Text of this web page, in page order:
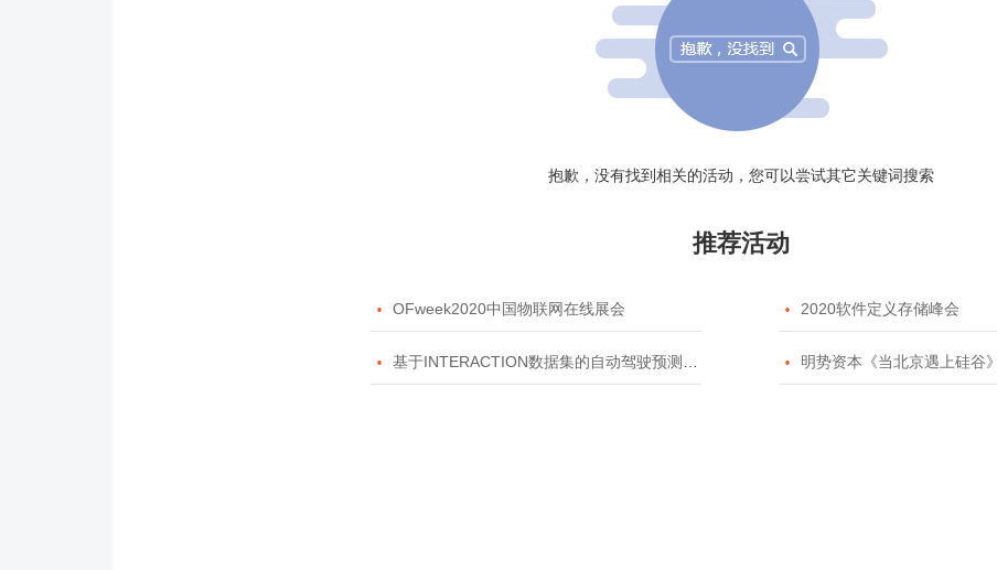
抱歉，没有找到相关的活动，您可以尝试其它关键词搜索
推荐活动
 OFweek2020中国物联网在线展会  2020软件定义存储峰会
 基于INTERACTION数据集的自动驾驶预测模型挑战赛  明势资本《当北京遇上硅谷》系列之